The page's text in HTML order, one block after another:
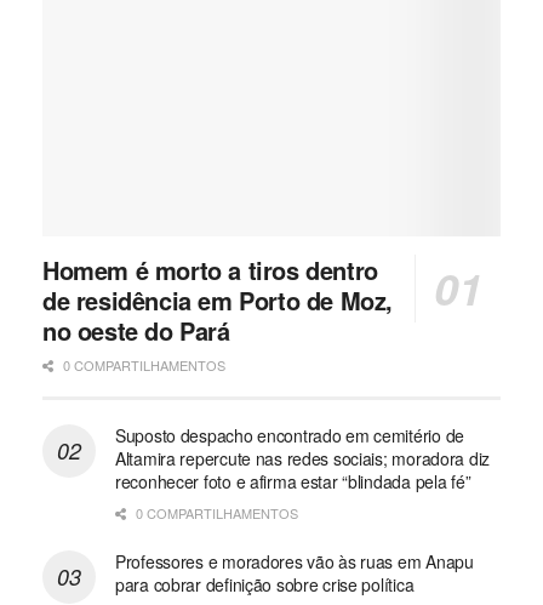
Homem é morto a tiros dentro
de residência em Porto de Moz,
no oeste do Pará
0 COMPARTILHAMENTOS
Suposto despacho encontrado em cemitério de
Altamira repercute nas redes sociais; moradora diz
reconhecer foto e afirma estar “blindada pela fé”
0 COMPARTILHAMENTOS
Professores e moradores vão às ruas em Anapu
para cobrar definição sobre crise política